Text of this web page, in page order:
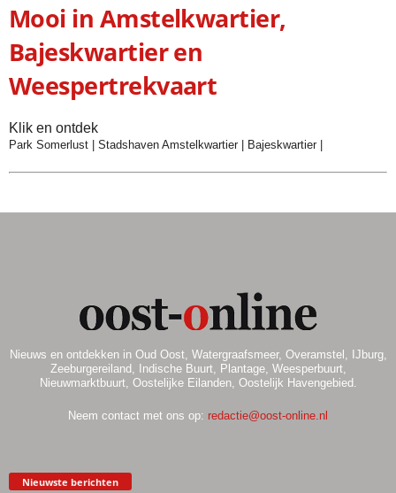
Mooi in Amstelkwartier,
Bajeskwartier en
Weespertrekvaart
Klik en ontdek
Park Somerlust Stadshaven Amstelkwartier Bajeskwartier
Nieuws en ontdekken in Oud Oost, Watergraafsmeer, Overamstel, IJburg,
Zeeburgereiland, Indische Buurt, Plantage, Weesperbuurt,
Nieuwmarktbuurt, Oostelijke Eilanden, Oostelijk Havengebied.
Neem contact met ons op: redactie@oost-online.nl
Nieuwste berichten